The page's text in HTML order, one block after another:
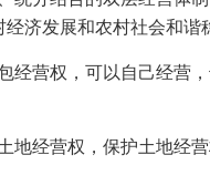
济发展和农村社会和谐
经营权，可以自己经营
经营权，保护土地经